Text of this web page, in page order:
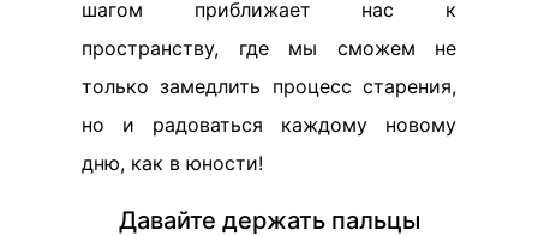
шагом приближает нас к
пространству, где мы сможем не
только замедлить процесс старения,
но и радоваться каждому новому
дню, как в юности!
Давайте держать пальцы